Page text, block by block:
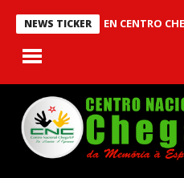
NEWS TICKER
BETWEEN CENTRO CHEGA!I.P